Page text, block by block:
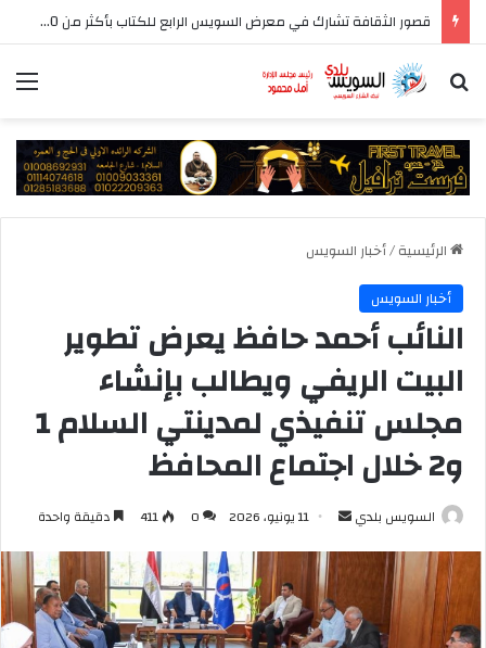
قصور الثقافة تشارك في معرض السويس الرابع للكتاب بأكثر من 250 عنوانا وببرنامج فني عبر المسرح المتنقل
بحث عن
الرئيسية/أخبار السويس
أخبار السويس
النائب أحمد حافظ يعرض تطوير
البيت الريفي ويطالب بإنشاء
مجلس تنفيذي لمدينتي السلام 1
و2 خلال اجتماع المحافظ
السويس بلدي
أرسل
إلكترونيا
11 يونيو، 2026 0
411 دقيقة واحدة